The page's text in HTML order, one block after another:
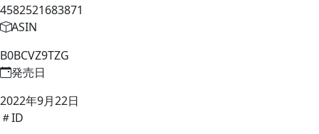
4582521683871
ASIN
B0BCVZ9TZG
発売日
2022年9月22日
ID